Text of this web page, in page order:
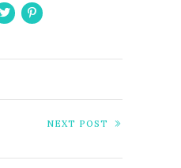
NEXT POST